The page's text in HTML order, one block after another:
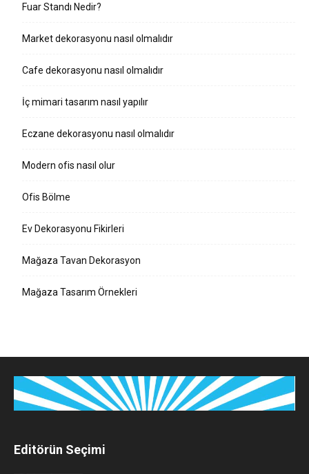
Fuar Standı Nedir?
Market dekorasyonu nasıl olmalıdır
Cafe dekorasyonu nasıl olmalıdır
İç mimari tasarım nasıl yapılır
Eczane dekorasyonu nasıl olmalıdır
Modern ofis nasıl olur
Ofis Bölme
Ev Dekorasyonu Fikirleri
Mağaza Tavan Dekorasyon
Mağaza Tasarım Örnekleri
Editörün Seçimi